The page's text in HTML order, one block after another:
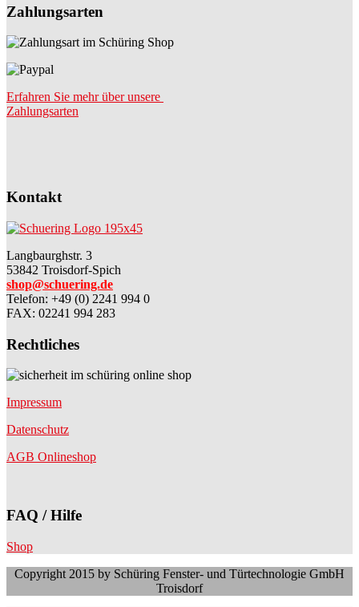
Zahlungsarten
Erfahren Sie mehr über unsere
Zahlungsarten
Kontakt
Langbaurghstr. 3
53842 Troisdorf-Spich
shop@schuering.de
Telefon: +49 (0) 2241 994 0
FAX: 02241 994 283
Rechtliches
Impressum
Datenschutz
AGB Onlineshop
FAQ / Hilfe
Shop
Copyright 2015 by Schüring Fenster- und Türtechnologie GmbH
Troisdorf